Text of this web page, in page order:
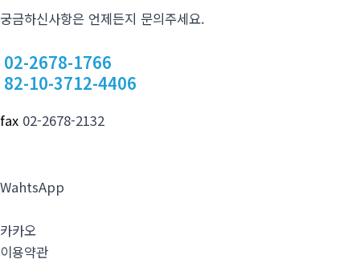
궁금하신사항은 언제든지 문의주세요.
02-2678-1766
82-10-3712-4406
fax 02-2678-2132
WahtsApp
카카오
이용약관